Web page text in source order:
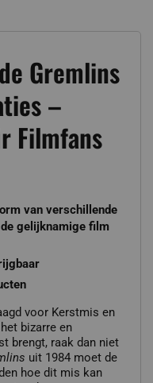
Gremlins
–
Filmfans
van verschillende
gelijknamige film
voor Kerstmis en
bizarre en
brengt, raak dan niet
uit 1984 moet de
hoe dit mis kan